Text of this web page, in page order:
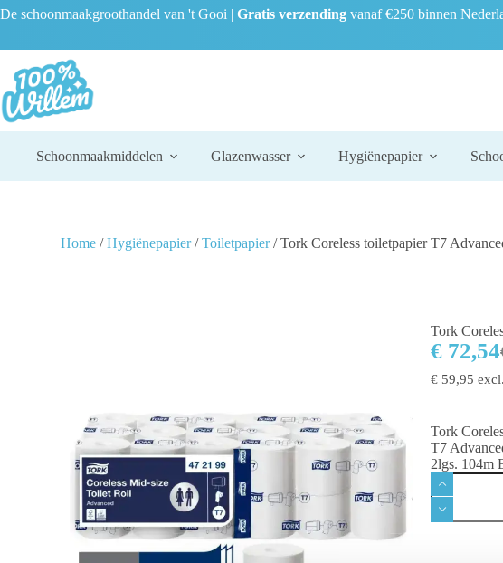
De schoonmaakgroothandel van 't Gooi | Gratis verzending vanaf €250 binnen
Schoonmaakmiddelen Glazenwasser Hygiënepapier
Home /Hygiënepapier/Toiletpapier/ Tork Coreless toiletpapier T7
Tork
€ 72,54
€ 59,95
Tork
T7
2lgs. 104m